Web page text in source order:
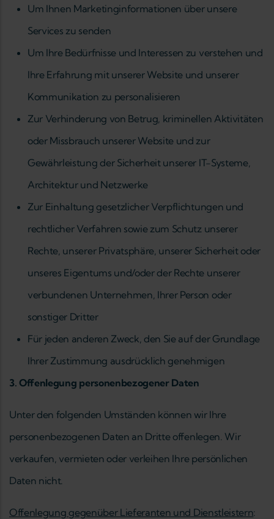
Um Ihnen Marketinginformationen über unsere
Services zu senden
Um Ihre Bedürfnisse und Interessen zu verstehen und
Ihre Erfahrung mit unserer Website und unserer
Kommunikation zu personalisieren
Zur Verhinderung von Betrug, kriminellen Aktivitäten
oder Missbrauch unserer Website und zur
Gewährleistung der Sicherheit unserer IT-Systeme,
Architektur und Netzwerke
Zur Einhaltung gesetzlicher Verpflichtungen und
rechtlicher Verfahren sowie zum Schutz unserer
Rechte, unserer Privatsphäre, unserer Sicherheit oder
unseres Eigentums und/oder der Rechte unserer
verbundenen Unternehmen, Ihrer Person oder
sonstiger Dritter
Für jeden anderen Zweck, den Sie auf der Grundlage
Ihrer Zustimmung ausdrücklich genehmigen
3. Offenlegung personenbezogener Daten
Unter den folgenden Umständen können wir Ihre
personenbezogenen Daten an Dritte offenlegen. Wir
verkaufen, vermieten oder verleihen Ihre persönlichen
Daten nicht.
Offenlegung gegenüber Lieferanten und Dienstleistern: